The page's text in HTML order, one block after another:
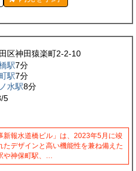
区神田猿楽町2-2-10
駅7分
駅7分
水駅8分
5
報水道橋ビル」は、2023年5月に竣
デザインと高い機能性を兼ね備えた
や神保町駅、…